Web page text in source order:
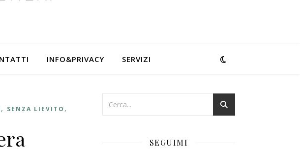
INFO&PRIVACY SERVIZI
, SENZA LIEVITO ,
SEGUIMI